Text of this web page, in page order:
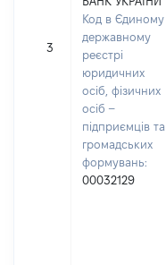
3
Код в Єдиному
державному
реєстрі
юридичних
осіб, фізичних
осіб –
підприємців та
громадських
формувань:
00032129